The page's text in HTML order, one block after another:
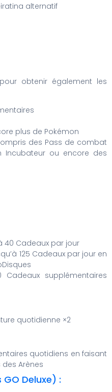
alternatif
obtenir également les
plus de Pokémon
des Pass de combat
Incubateur ou encore des
40 Cadeaux par jour
125 Cadeaux par jour en
Cadeaux supplémentaires
quotidienne ×2
quotidiens en faisant
Arènes
GO Deluxe) :